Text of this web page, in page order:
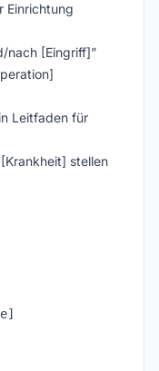
Einrichtung
nach [Eingriff]”
Leitfaden für
stellen